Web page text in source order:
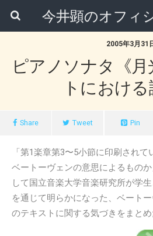
2005年3月31
ピアノソナタ《
トにおけ
Share Tweet Pin
「第1楽章第3〜5小節に印刷され
ベートーヴェンの意思によるもの
して国立音楽大学音楽研究所が学
を通じて明らかになった、ベート
のテキストに関する気づきをまと